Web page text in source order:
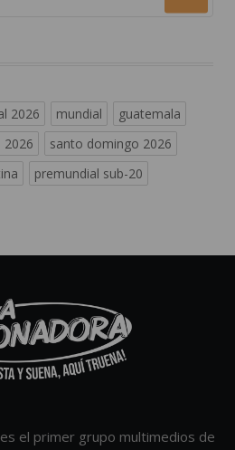
2026 mundial
guatemala
2026
santo domingo 2026
premundial sub-20
el primer grupo multimedios de